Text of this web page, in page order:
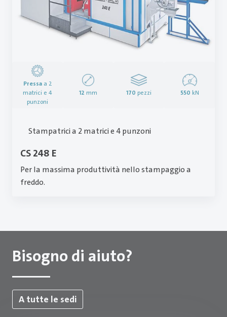
Pressaa 2
matrici e 4
punzoni
12 mm 170 pezzi 550 kN
Stampatrici a 2 matrici e 4 punzoni
CS 248 E
Per la massima produttività nello stampaggio a
freddo.
Bisogno di aiuto?
A tutte le sedi